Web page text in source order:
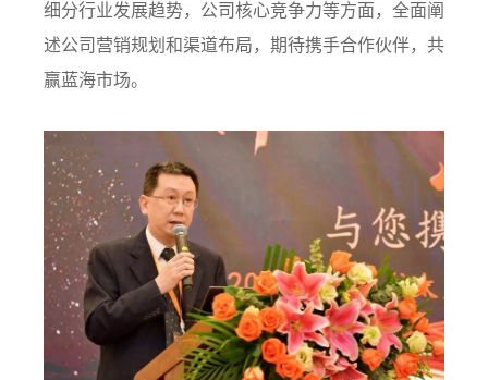
细分行业发展趋势，公司核心竞争力等方面，全面阐
述公司营销规划和渠道布局，期待携手合作伙伴，共
赢蓝海市场。